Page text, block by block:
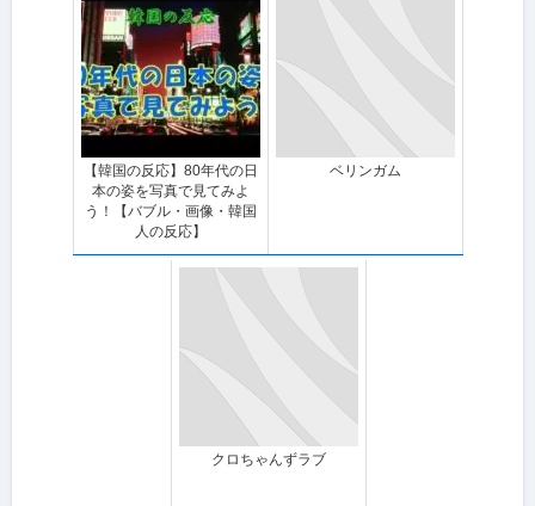
【韓国の反応】80年代の日
本の姿を写真で見てみよ
う！【バブル・画像・韓国
人の反応】
ベリンガム
クロちゃんずラブ